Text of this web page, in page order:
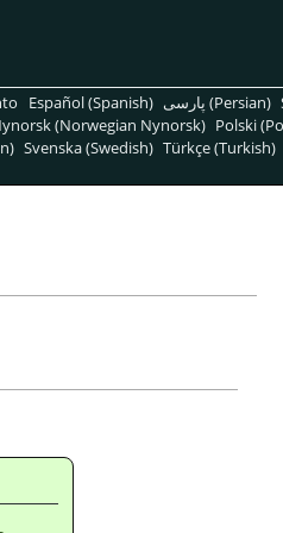
Español (Spanish) پارسی (Persian)
(Norwegian Nynorsk) Polski
Svenska (Swedish) Türkçe (Turkish)